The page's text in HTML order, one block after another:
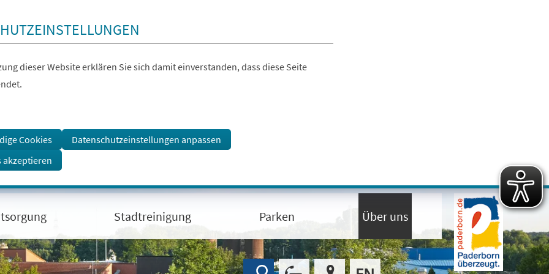
dieser Website erklären Sie sich damit einverstanden, dass diese Seite
Cookies
Datenschutzeinstellungen anpassen
akzeptieren
Stadtreinigung Parken Über uns